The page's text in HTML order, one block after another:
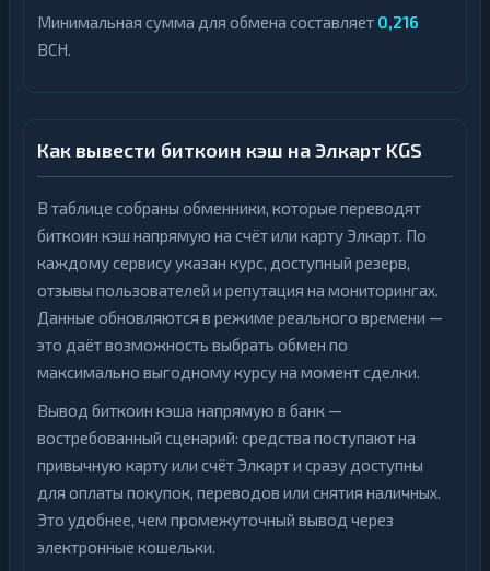
Минимальная сумма для обмена составляет 0,216
BCH.
Как вывести биткоин кэш на Элкарт KGS
В таблице собраны обменники, которые переводят
биткоин кэш напрямую на счёт или карту Элкарт. По
каждому сервису указан курс, доступный резерв,
отзывы пользователей и репутация на мониторингах.
Данные обновляются в режиме реального времени —
это даёт возможность выбрать обмен по
максимально выгодному курсу на момент сделки.
Вывод биткоин кэша напрямую в банк —
востребованный сценарий: средства поступают на
привычную карту или счёт Элкарт и сразу доступны
для оплаты покупок, переводов или снятия наличных.
Это удобнее, чем промежуточный вывод через
электронные кошельки.